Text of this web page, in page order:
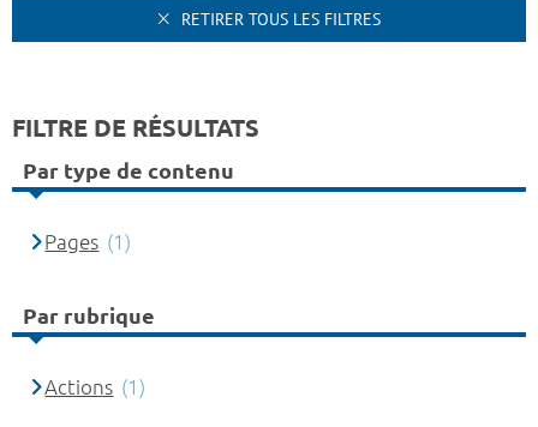
RETIRER TOUS LES FILTRES
FILTRE DE RÉSULTATS
Par type de contenu
Pages (1)
Par rubrique
Actions (1)